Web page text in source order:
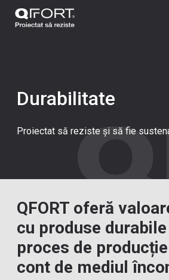
Durabilitate
Proiectat să reziste și să fie
QFORT oferă
cu produse
proces de
cont de mediul